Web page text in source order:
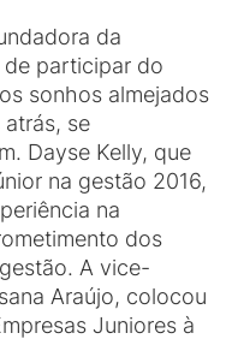
da
de participar do
sonhos almejados
se
Dayse Kelly, que
na gestão 2016,
na
dos
A vice-
Araújo, colocou
Juniores à